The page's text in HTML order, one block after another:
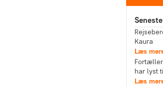
Kaura
Læs
har lyst
Læs